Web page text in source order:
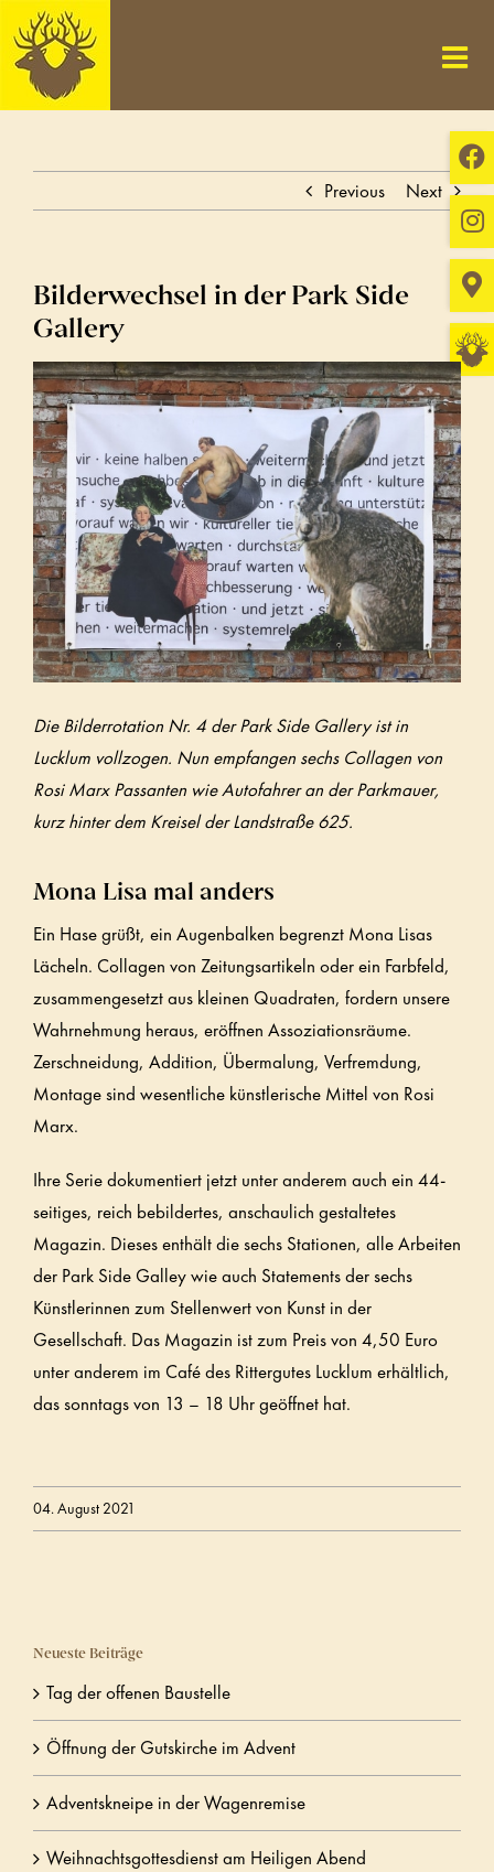
Skip
to
content
Previous Next
Bilderwechsel in der Park Side
Gallery
Die Bilderrotation Nr. 4 der Park Side Gallery ist in
Lucklum vollzogen. Nun empfangen sechs Collagen von
Rosi Marx Passanten wie Autofahrer an der Parkmauer,
kurz hinter dem Kreisel der Landstraße 625.
Mona Lisa mal anders
Ein Hase grüßt, ein Augenbalken begrenzt Mona Lisas
Lächeln. Collagen von Zeitungsartikeln oder ein Farbfeld,
zusammengesetzt aus kleinen Quadraten, fordern unsere
Wahrnehmung heraus, eröffnen Assoziationsräume.
Zerschneidung, Addition, Übermalung, Verfremdung,
Montage sind wesentliche künstlerische Mittel von Rosi
Marx.
Ihre Serie dokumentiert jetzt unter anderem auch ein 44-
seitiges, reich bebildertes, anschaulich gestaltetes
Magazin. Dieses enthält die sechs Stationen, alle Arbeiten
der Park Side Galley wie auch Statements der sechs
Künstlerinnen zum Stellenwert von Kunst in der
Gesellschaft. Das Magazin ist zum Preis von 4,50 Euro
unter anderem im Café des Rittergutes Lucklum erhältlich,
das sonntags von 13 – 18 Uhr geöffnet hat.
04. August 2021
Neueste Beiträge
Tag der offenen Baustelle
Öffnung der Gutskirche im Advent
Adventskneipe in der Wagenremise
Weihnachtsgottesdienst am Heiligen Abend